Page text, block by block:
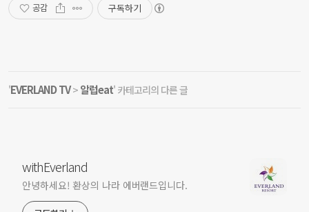
공감 구독하기
'EVERLAND TV> 알럽eat' 카테고리의 다른 글
withEverland
안녕하세요! 환상의 나라 에버랜드입니다.